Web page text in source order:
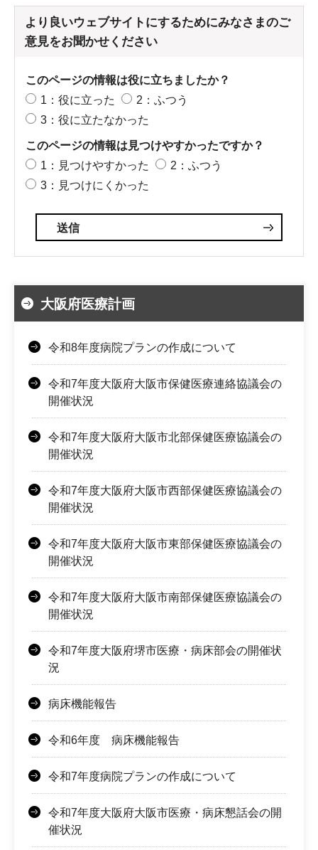
より良いウェブサイトにするためにみなさまのご
意見をお聞かせください
このページの情報は役に立ちましたか？
1：役に立った
2：ふつう
3：役に立たなかった
このページの情報は見つけやすかったですか？
1：見つけやすかった
2：ふつう
3：見つけにくかった
大阪府医療計画
令和8年度病院プランの作成について
令和7年度大阪府大阪市保健医療連絡協議会の
開催状況
令和7年度大阪府大阪市北部保健医療協議会の
開催状況
令和7年度大阪府大阪市西部保健医療協議会の
開催状況
令和7年度大阪府大阪市東部保健医療協議会の
開催状況
令和7年度大阪府大阪市南部保健医療協議会の
開催状況
令和7年度大阪府堺市医療・病床部会の開催状
況
病床機能報告
令和6年度 病床機能報告
令和7年度病院プランの作成について
令和7年度大阪府大阪市医療・病床懇話会の開
催状況